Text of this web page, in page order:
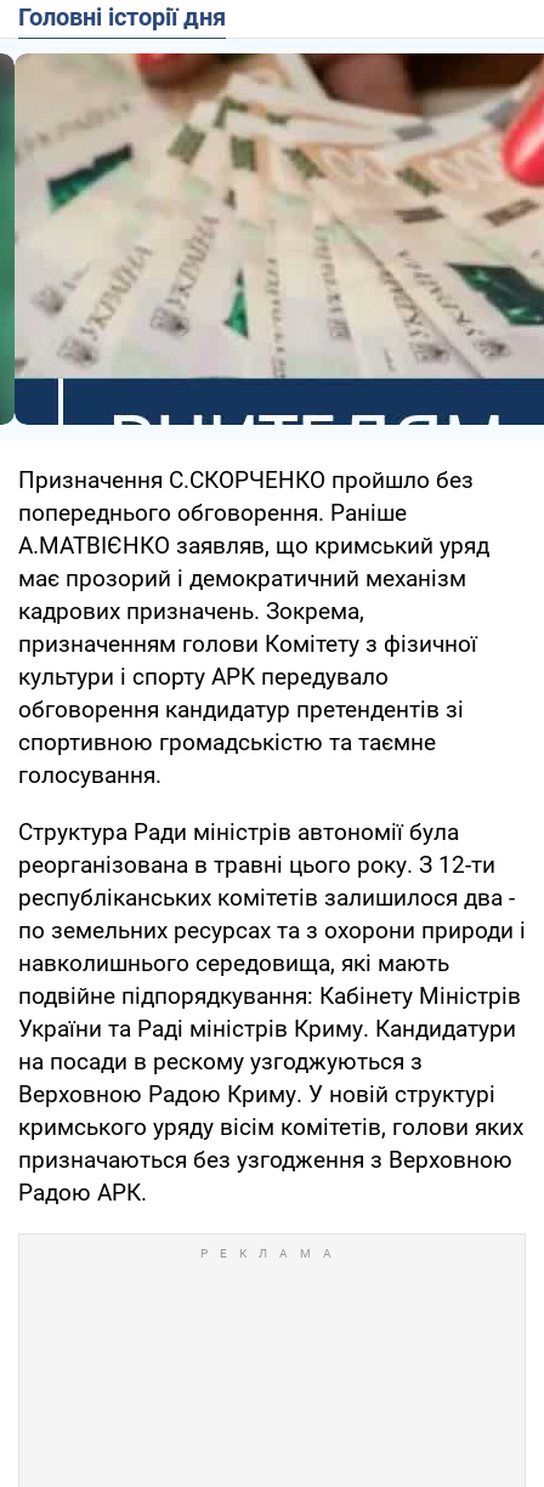
Головні історії дня
Призначення С.СКОРЧЕНКО пройшло без
попереднього обговорення. Раніше
А.МАТВІЄНКО заявляв, що кримський уряд
має прозорий і демократичний механізм
кадрових призначень. Зокрема,
призначенням голови Комітету з фізичної
культури і спорту АРК передувало
обговорення кандидатур претендентів зі
спортивною громадськістю та таємне
голосування.
Структура Ради міністрів автономії була
реорганізована в травні цього року. З 12-ти
республіканських комітетів залишилося два -
по земельних ресурсах та з охорони природи і
навколишнього середовища, які мають
подвійне підпорядкування: Кабінету Міністрів
України та Раді міністрів Криму. Кандидатури
на посади в рескому узгоджуються з
Верховною Радою Криму. У новій структурі
кримського уряду вісім комітетів, голови яких
призначаються без узгодження з Верховною
Радою АРК.